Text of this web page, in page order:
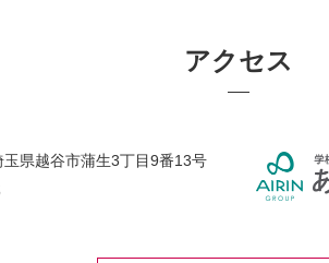
アクセス
県越谷市蒲生3丁目9番13号